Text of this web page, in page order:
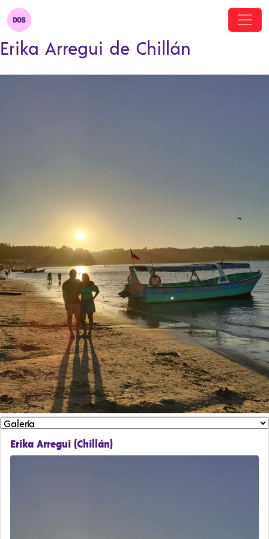
Erika Arregui de Chillán
Erika Arregui (Chillán)